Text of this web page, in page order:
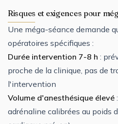
Risques et exigences pour
Une méga-séance demande
opératoires spécifiques :
Durée intervention 7-8 h :
proche de la clinique, pas de
l'intervention
Volume d'anesthésique élevé
adrénaline calibrées au poids